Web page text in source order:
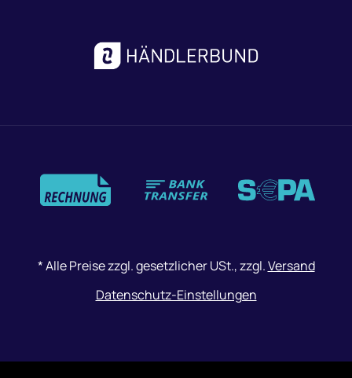
Zahlungsmethoden
*Alle Preise zzgl. gesetzlicher USt., zzgl.Versand
Datenschutz-Einstellungen